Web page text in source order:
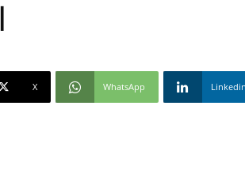
X WhatsApp Linkedin